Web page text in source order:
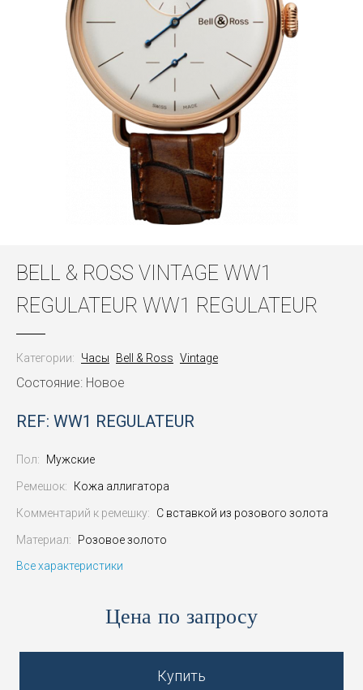
BELL & ROSS VINTAGE WW1
REGULATEUR WW1 REGULATEUR
Категории: Часы Bell & Ross Vintage
Состояние: Новое
REF: WW1 REGULATEUR
Пол: Мужские
Ремешок: Кожа аллигатора
Комментарий к ремешку: С вставкой из розового золота
Материал:
Розовое золото
Все характеристики
Цена по запросу
Купить